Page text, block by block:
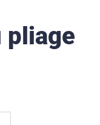
pliage